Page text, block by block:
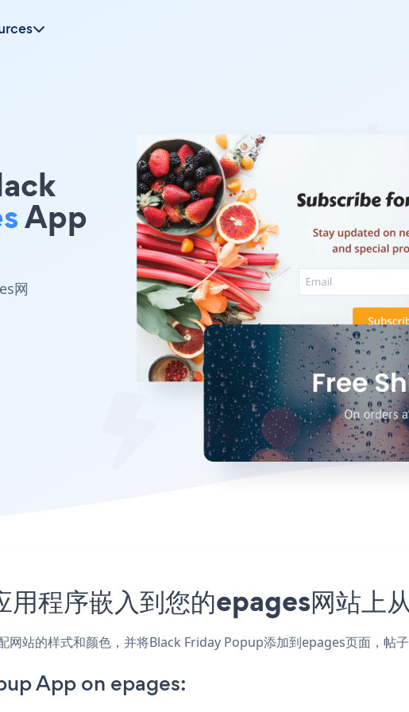
App
网
程序嵌入到您的epages网站上
站的样式和颜色，并将Black Friday Popup添加到epages页面，帖子
App on epages: